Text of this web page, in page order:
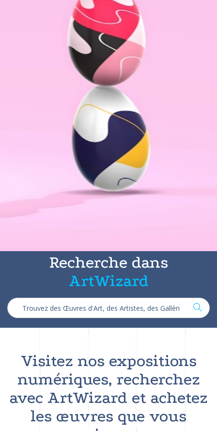
Recherche dans
ArtWizard
Visitez nos expositions
numériques, recherchez
avec ArtWizard et achetez
les œuvres que vous